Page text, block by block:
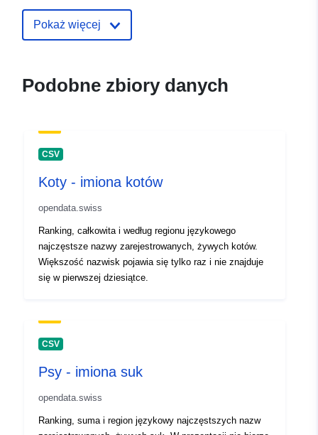
Zaktualizowano dane.europa.eu:
Identyfikatory:
Okresowość
narastania:
monthly
Pokaż więcej
Podobne zbiory danych
CSV
Koty - imiona kotów
opendata.swiss
Ranking, całkowita i według regionu językowego
najczęstsze nazwy zarejestrowanych, żywych kotów.
Większość nazwisk pojawia się tylko raz i nie znajduje
się w pierwszej dziesiątce.
CSV
Psy - imiona suk
opendata.swiss
Ranking, suma i region językowy najczęstszych nazw